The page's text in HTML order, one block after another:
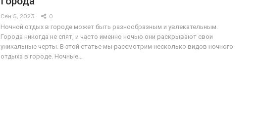
Сен 5, 2023 0
Ночной отдых в городе может быть разнообразным и увлекательным.
Города никогда не спят, и часто именно ночью они раскрывают свои
уникальные черты. В этой статье мы рассмотрим несколько видов ночного
отдыха в городе. Ночные…